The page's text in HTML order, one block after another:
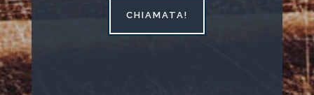
CHIAMATA!